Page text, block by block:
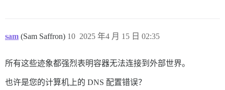
/var/www/discourse/lib/sidekiq/pausable.rb:132:in
sidekiq-7.3.9/lib/sidekiq/middleware/
sidekiq-7.3.9/lib/sidekiq/job/
sidekiq-7.3.9/lib/sidekiq/middleware/
sidekiq-7.3.9/lib/sidekiq/middleware/
sidekiq-7.3.9/lib/sidekiq/metrics/
sam (Sam Saffron) 2025 年4 月 15 日 02:35
10
所有这些迹象都强烈表明容器无法连接到外部世界。
也许是您的计算机上的 DNS 配置错误？